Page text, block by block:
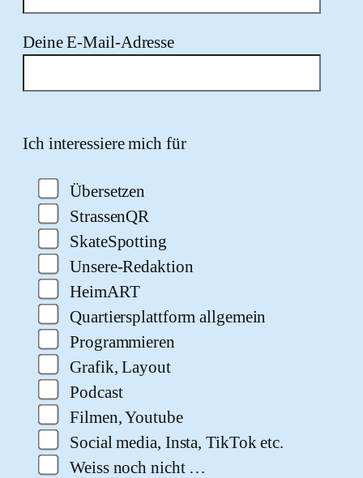
Deine E-Mail-Adresse
Ich interessiere mich für
Übersetzen
StrassenQR
SkateSpotting
Unsere-Redaktion
HeimART
Quartiersplattform allgemein
Programmieren
Grafik, Layout
Podcast
Filmen, Youtube
Social media, Insta, TikTok etc.
Weiss noch nicht …